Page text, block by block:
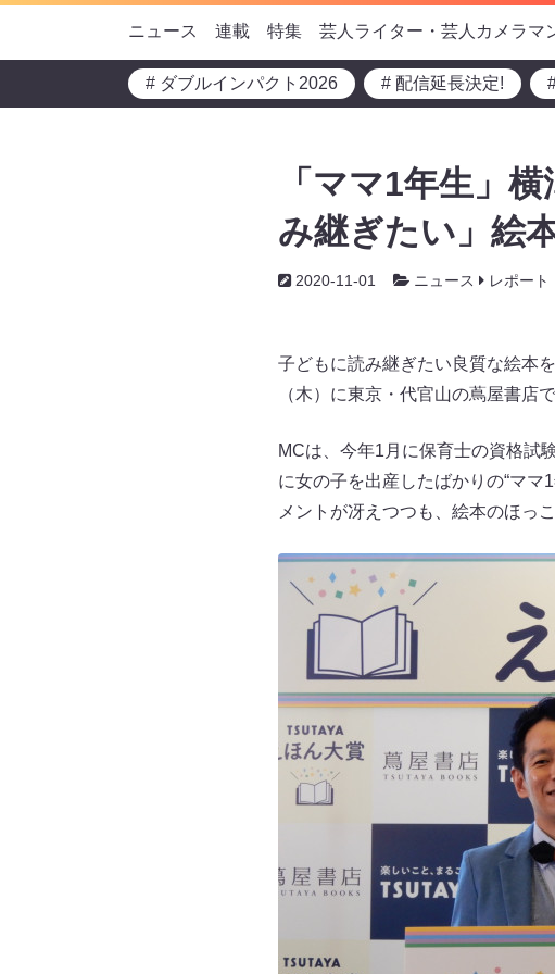
ニュース 連載 特集 芸人ライター・芸人カメラマ
# ダブルインパクト2026 # 配信延長決定!
「ママ1年生」
み継ぎたい」絵
2020-11-01 ニュース レポート
子どもに読み継ぎたい良質な絵本
（木）に東京・代官山の蔦屋書店
MCは、今年1月に保育士の資格試
に女の子を出産したばかりの“マ
メントが冴えつつも、絵本のほっ